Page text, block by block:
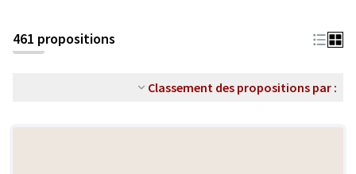
461 propositions
Classement des propositions par :